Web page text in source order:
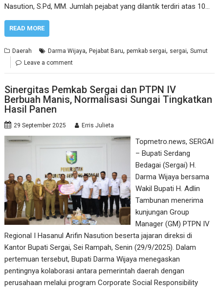
Nasution, S.Pd, MM. Jumlah pejabat yang dilantik terdiri atas 10…
READ MORE
Daerah Darma Wijaya,Pejabat Baru,pemkab sergai, sergai,Sumut
Leave a comment
Sinergitas Pemkab Sergai dan PTPN IV
Berbuah Manis, Normalisasi Sungai Tingkatkan
Hasil Panen
29 September 2025 Erris Julieta
Topmetro.news, SERGAI
– Bupati Serdang
Bedagai (Sergai) H.
Darma Wijaya bersama
Wakil Bupati H. Adlin
Tambunan menerima
kunjungan Group
Manager (GM) PTPN IV
Regional I Hasanul Arifin Nasution beserta jajaran direksi di
Kantor Bupati Sergai, Sei Rampah, Senin (29/9/2025). Dalam
pertemuan tersebut, Bupati Darma Wijaya menegaskan
pentingnya kolaborasi antara pemerintah daerah dengan
perusahaan melalui program Corporate Social Responsibility